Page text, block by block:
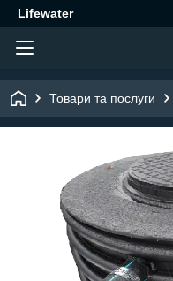
Lifewater
Товари та послуги